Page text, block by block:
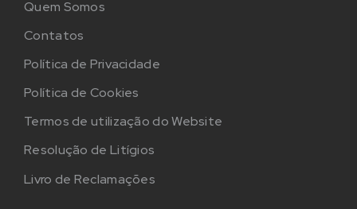
Quem Somos
Contatos
Política de Privacidade
Política de Cookies
Termos de utilização do Website
Resolução de Litígios
Livro de Reclamações